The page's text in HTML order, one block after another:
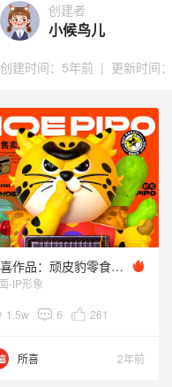
创建者
小候鸟儿
创建时间： 5年前 | 更新时间：
所喜作品：顽皮豹零食品牌形象设计
-IP形象
1.5w 6 261
所喜 2年前